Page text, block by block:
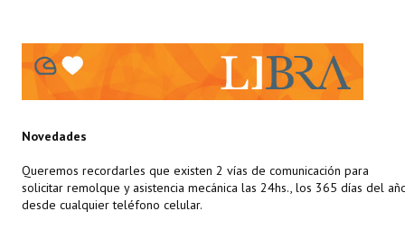
Novedades
Queremos recordarles que existen 2 vías de comunicación para
solicitar remolque y asistencia mecánica las 24hs., los 365 días del
desde cualquier teléfono celular.